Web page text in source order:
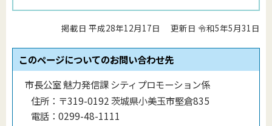
掲載日 平成28年12月17日 更新日 令和5年5月31日
このページについてのお問い合わせ先
市長公室 魅力発信課 シティプロモーション係
住所： 〒319-0192 茨城県小美玉市堅倉835
電話： 0299-48-1111